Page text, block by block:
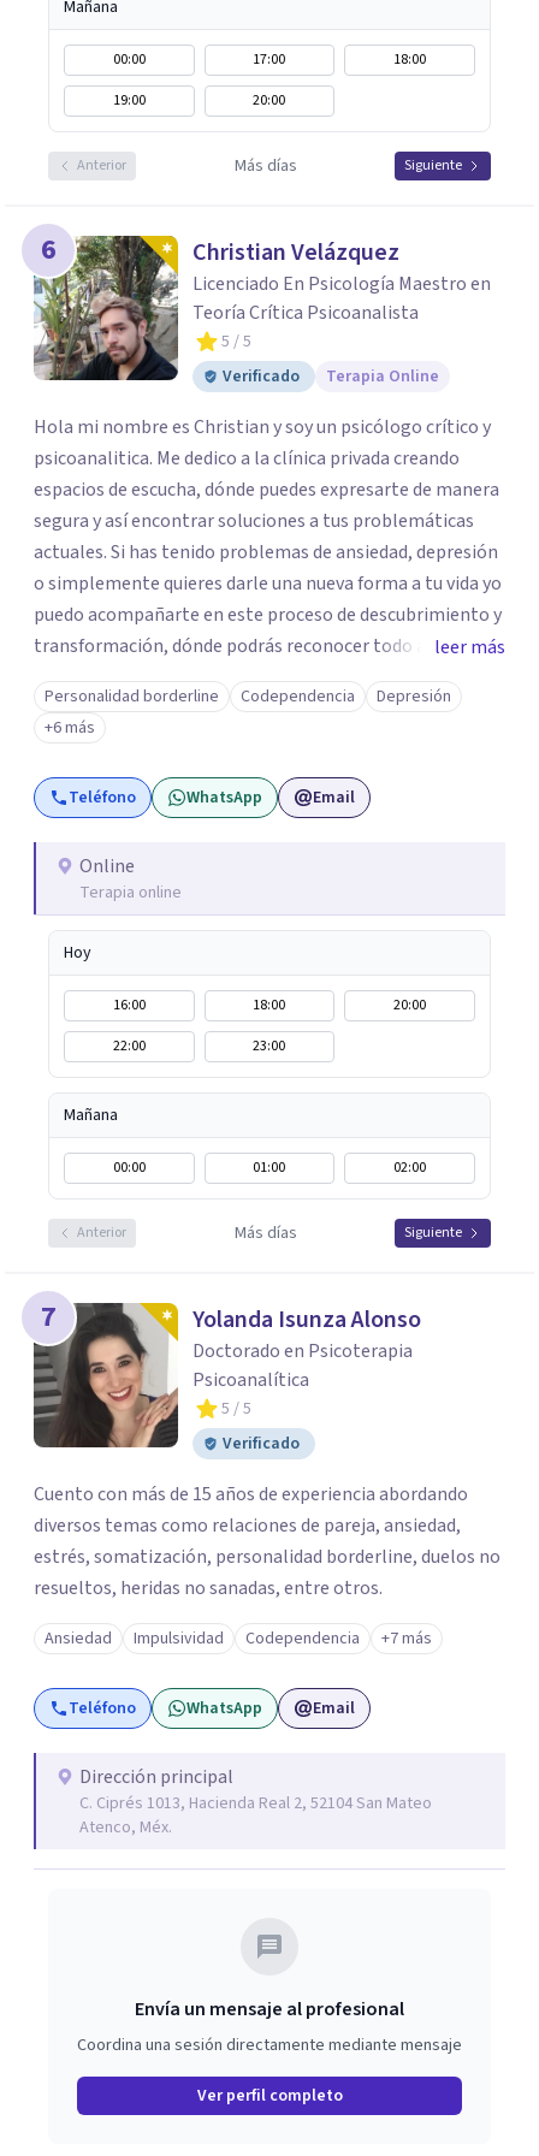
Mañana
00:00 17:00
18:00
19:00
20:00
Anterior Más días Siguiente
6 Christian Velázquez
Licenciado En Psicología Maestro en
Teoría Crítica Psicoanalista
5 / 5
Verificado
Terapia Online
Hola mi nombre es Christian y soy un psicólogo crítico y
psicoanalitica. Me dedico a la clínica privada creando
espacios de escucha, dónde puedes expresarte de manera
segura y así encontrar soluciones a tus problemáticas
actuales. Si has tenido problemas de ansiedad, depresión
o simplemente quieres darle una nueva forma a tu vida yo
puedo acompañarte en este proceso de descubrimiento y
transformación, dónde podrás reconocer todo aquello
que te ha aqueja. Así que si buscas un espacio de compañía
seguro respetuoso y fraternal yo puedo acompañarte.
leer más
Personalidad borderline Codependencia
Depresión
+6 más
Teléfono WhatsApp Email
Online
Terapia online
Hoy
16:00 18:00
20:00
22:00
23:00
Mañana
00:00 01:00 02:00
Anterior Más días Siguiente
7 Yolanda Isunza Alonso
Doctorado en Psicoterapia
Psicoanalítica
5 / 5
Verificado
Cuento con más de 15 años de experiencia abordando
diversos temas como relaciones de pareja, ansiedad,
estrés, somatización, personalidad borderline, duelos no
resueltos, heridas no sanadas, entre otros.
Ansiedad Impulsividad Codependencia +7 más
Teléfono WhatsApp Email
Dirección principal
C. Ciprés 1013, Hacienda Real 2, 52104 San Mateo
Atenco, Méx.
Envía un mensaje al profesional
Coordina una sesión directamente mediante mensaje
Ver perfil completo